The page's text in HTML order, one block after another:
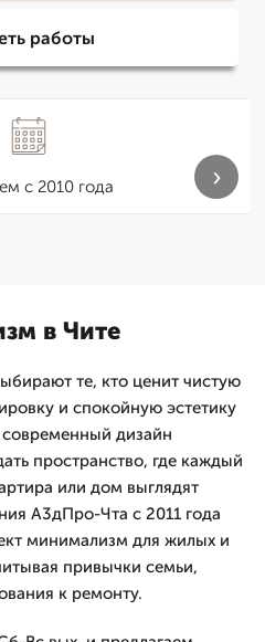
работы
с 2010 года ›
в Чите
те, кто ценит чистую
и спокойную эстетику
дизайн
пространство, где каждый
или дом выглядят
А3дПро-Чта с 2011 года
минимализм для жилых и
привычки семьи,
к ремонту.